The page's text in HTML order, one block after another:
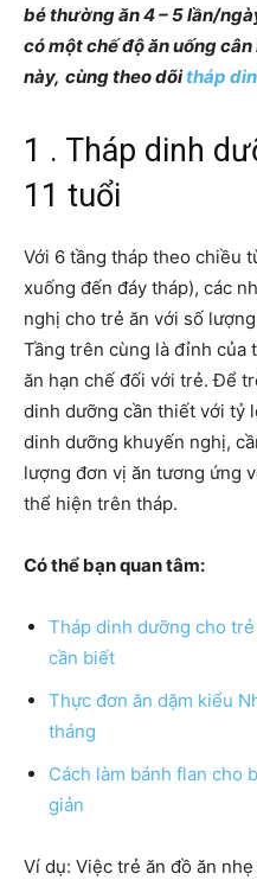
bé thường ăn 4 – 5 lần/
có một chế độ ăn uống
này, cùng theo dõitháp
1 . Tháp dinh
11 tuổi
Với 6 tầng tháp theo chiều
xuống đến đáy tháp), các
nghị cho trẻ ăn với số
Tầng trên cùng là đỉnh của
ăn hạn chế đối với trẻ. Để
dinh dưỡng cần thiết với tỷ
dinh dưỡng khuyến nghị,
lượng đơn vị ăn tương ứng
thể hiện trên tháp.
Có thể bạn quan tâm:
Tháp dinh dưỡng cho
cần biết
Thực đơn ăn dặm kiểu
tháng
Cách làm bánh flan cho
giản
Ví dụ: Việc trẻ ăn đồ ăn